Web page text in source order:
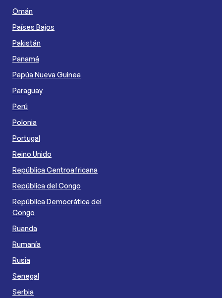
Omán
Países Bajos
Pakistán
Panamá
Papúa Nueva Guinea
Paraguay
Perú
Polonia
Portugal
Reino Unido
República Centroafricana
República del Congo
República Democrática del
Congo
Ruanda
Rumanía
Rusia
Senegal
Serbia